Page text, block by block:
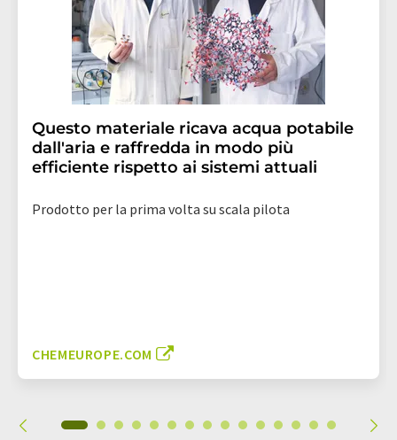
Questo materiale ricava acqua potabile
dall'aria e raffredda in modo più
efficiente rispetto ai sistemi attuali
Prodotto per la prima volta su scala pilota
CHEMEUROPE.COM